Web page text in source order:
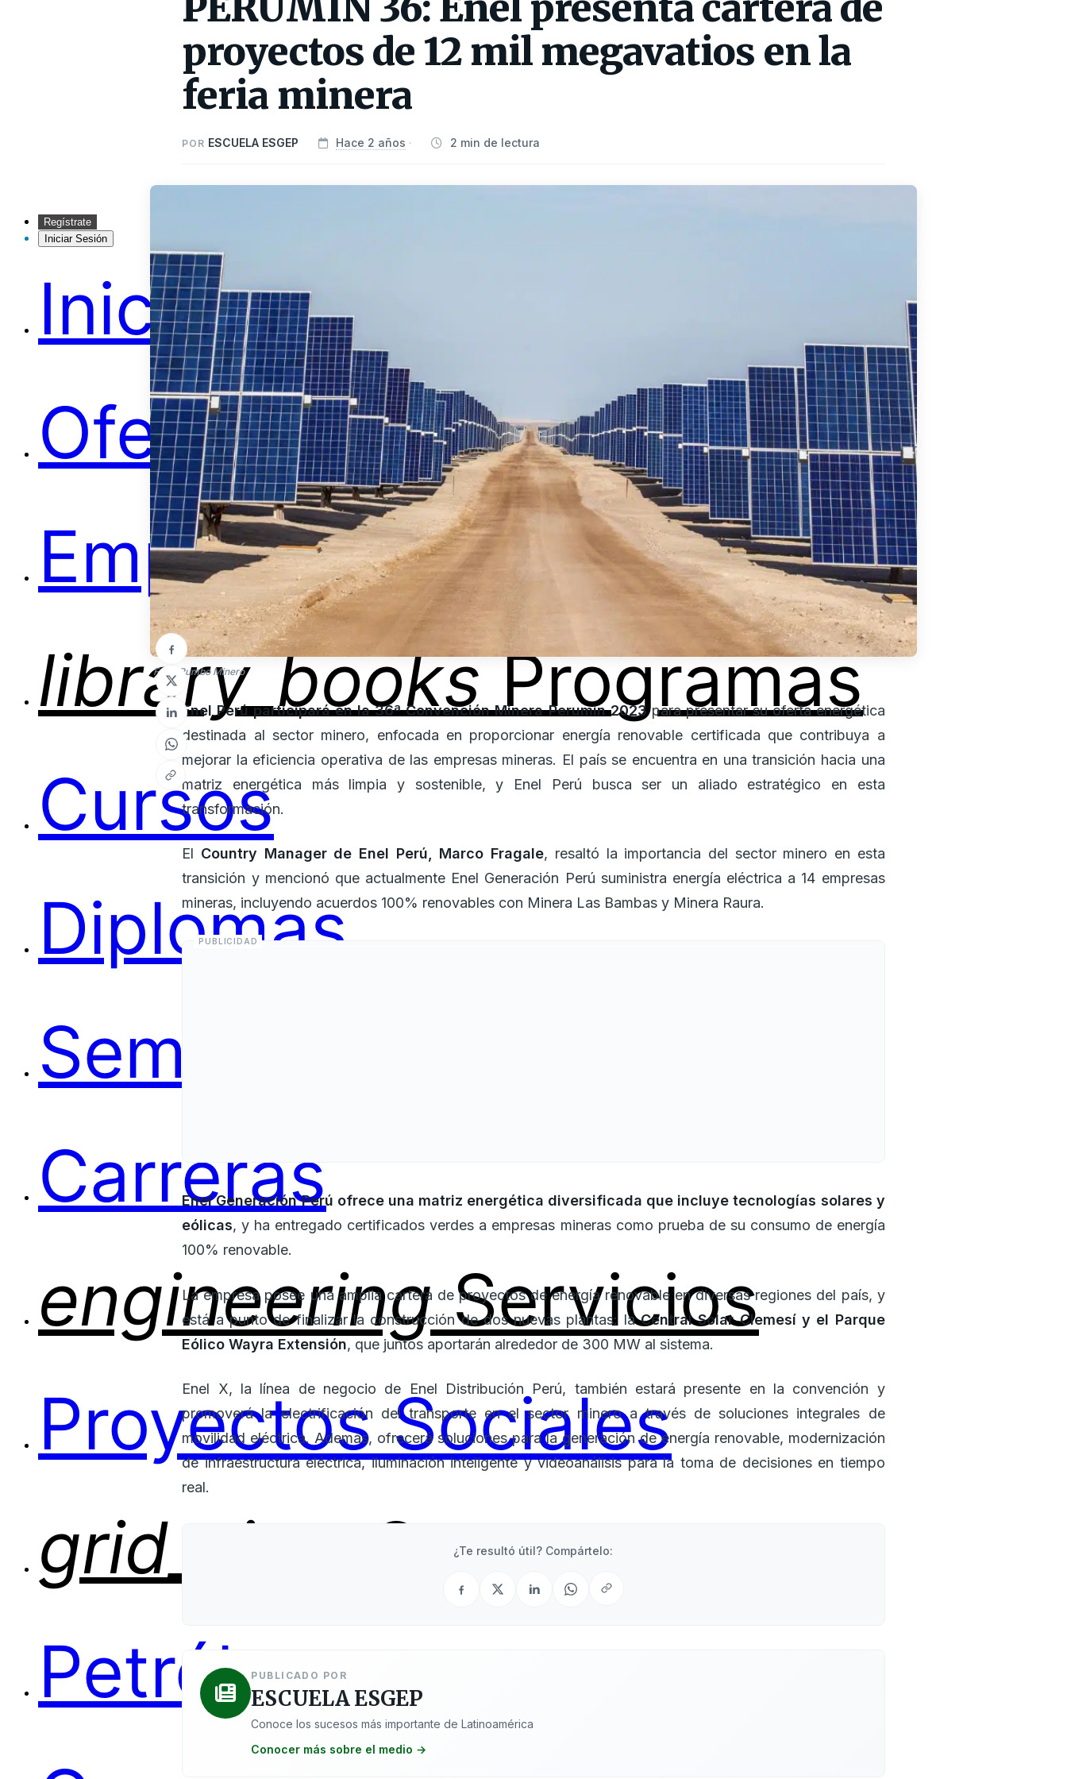
Regístrate
Iniciar Sesión
Inicio
Ofertas
Empleos
library_books Programas
Cursos
Diplomas
Seminarios
Carreras
engineering Servicios
Proyectos Sociales
grid_view
Sectores
Petróleo
proyectos de 12 mil megavatios en la
feria minera
POR ESCUELA ESGEP Hace 2 años · 2 min de lectura
Foto: Rumbo Minero
Enel Perú participará en la 36ª Convención Minera Perumin 2023para presentar su oferta energética
destinada al sector minero, enfocada en proporcionar energía renovable certificada que contribuya a
mejorar la eficiencia operativa de las empresas mineras. El país se encuentra en una transición hacia una
matriz energética más limpia y sostenible, y Enel Perú busca ser un aliado estratégico en esta
transformación.
El Country Manager de Enel Perú, Marco Fragale, resaltó la importancia del sector minero en esta
transición y mencionó que actualmente Enel Generación Perú suministra energía eléctrica a 14 empresas
mineras, incluyendo acuerdos 100% renovables con Minera Las Bambas y Minera Raura.
Enel Generación Perú ofrece una matriz energética diversificada que incluye tecnologías solares y
eólicas, y ha entregado certificados verdes a empresas mineras como prueba de su consumo de energía
100% renovable.
La empresa posee una amplia cartera de proyectos de energía renovable en diversas regiones del país, y
está a punto de finalizar la construcción de dos nuevas plantas: laCentral Solar Clemesí y el Parque
Eólico Wayra Extensión, que juntos aportarán alrededor de 300 MW al sistema.
Enel X, la línea de negocio de Enel Distribución Perú, también estará presente en la convención y
promoverá la electrificación del transporte en el sector minero a través de soluciones integrales de
movilidad eléctrica. Además, ofrecerá soluciones para la generación de energía renovable, modernización
de infraestructura eléctrica, iluminación inteligente y videoanálisis para la toma de decisiones en tiempo
real.
¿Te resultó útil? Compártelo:
PUBLICADO POR
ESCUELA ESGEP
Conoce los sucesos más importante de Latinoamérica
Conocer más sobre el medio →